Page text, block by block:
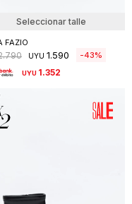
Seleccionar talle
FAZIO
UYU 1.590 43
UYU 1.352